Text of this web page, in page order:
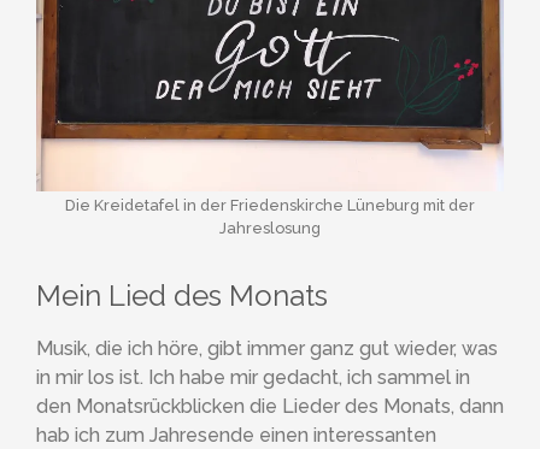
Die Kreidetafel in der Friedenskirche Lüneburg mit der
Jahreslosung
Mein Lied des Monats
Musik, die ich höre, gibt immer ganz gut wieder, was
in mir los ist. Ich habe mir gedacht, ich sammel in
den Monatsrückblicken die Lieder des Monats, dann
hab ich zum Jahresende einen interessanten